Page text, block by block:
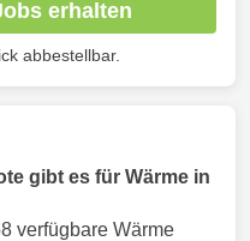
erhalten
abbestellbar.
gibt es für Wärme in
verfügbare Wärme